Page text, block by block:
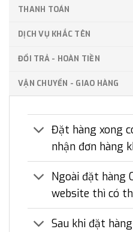
THANH TOÁN
DỊCH VỤ KHẮC TÊN
ĐỔI TRẢ - HOÀN TIỀN
VẬN CHUYỂN - GIAO HÀNG
Đặt hàng xong
nhận đơn hàng
Ngoài đặt hàng
website thì có
Sau khi đặt